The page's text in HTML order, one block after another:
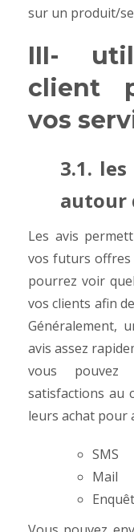
sur un produit/
III-
client
vos
3.1.
autour
Les avis
vos futurs offres
pourrez voir
vos clients afin
Généralement,
avis assez
vous pouvez
satisfactions au
leurs achat pour
SMS
Mail